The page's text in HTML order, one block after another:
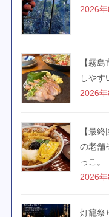
2026
【霧
しやす
2026
【最
の老舗
っこ。
2026
灯籠祭